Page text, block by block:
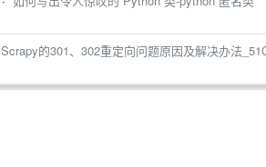
Scrapy的301、302重定向问题原因及解决办法